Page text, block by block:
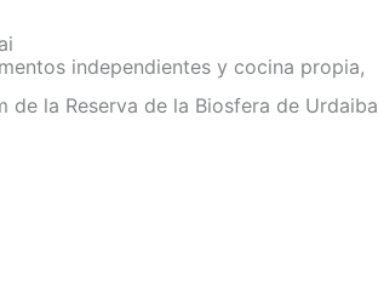
independientes y cocina propia,
la Reserva de la Biosfera de